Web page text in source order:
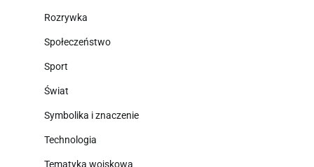
Rozrywka
Społeczeństwo
Sport
Świat
Symbolika i znaczenie
Technologia
Tematyka wojskowa